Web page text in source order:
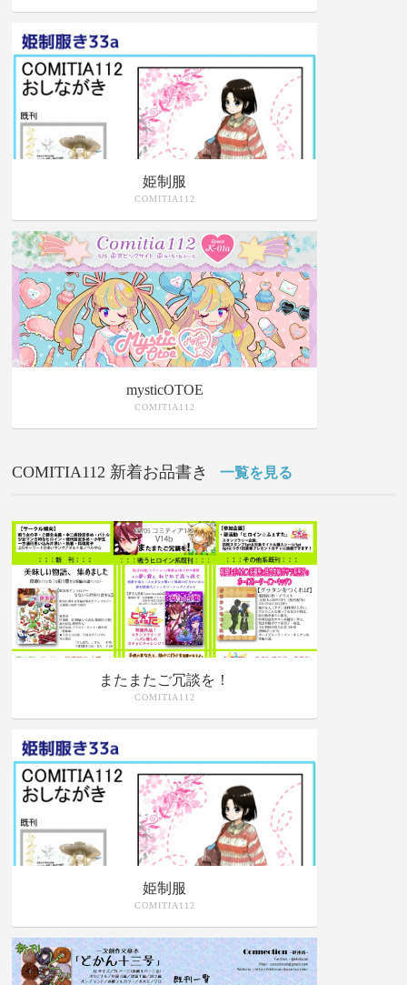
姫制服
COMITIA112
mysticOTOE
COMITIA112
COMITIA112 新着お品書き 一覧を見る
またまたご冗談を！
COMITIA112
姫制服
COMITIA112